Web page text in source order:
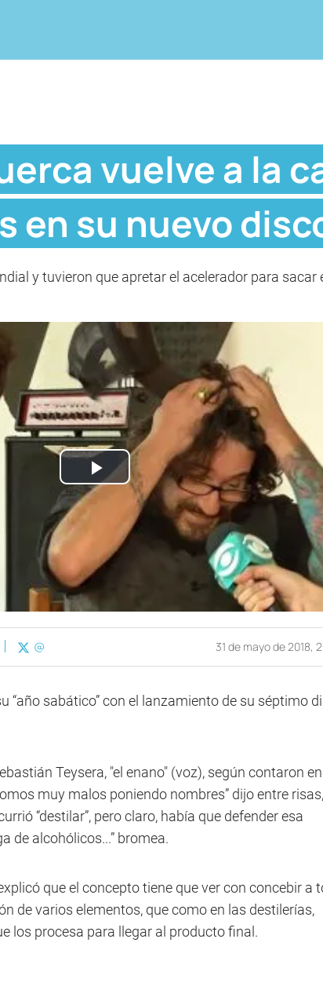
vuelve a la
en su nuevo
y tuvieron que apretar el acelerador para
Play
Video
@ 31 de mayo de 2018,
“año sabático” con el lanzamiento de su séptimo
Teysera, "el enano" (voz), según contaron en
muy malos poniendo nombres” dijo entre risas,
“destilar”, pero claro, había que defender esa
de alcohólicos...” bromea.
que el concepto tiene que ver con concebir a
de varios elementos, que como en las destilerías,
los procesa para llegar al producto final.